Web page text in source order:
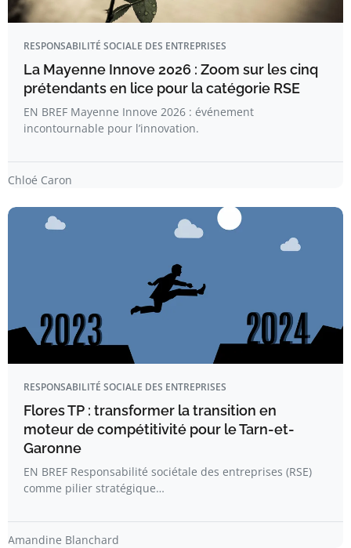
RESPONSABILITÉ SOCIALE DES ENTREPRISES
La Mayenne Innove 2026 : Zoom sur les cinq
prétendants en lice pour la catégorie RSE
EN BREF Mayenne Innove 2026 : événement
incontournable pour l’innovation.
Chloé Caron
RESPONSABILITÉ SOCIALE DES ENTREPRISES
Flores TP : transformer la transition en
moteur de compétitivité pour le Tarn-et-
Garonne
EN BREF Responsabilité sociétale des entreprises (RSE)
comme pilier stratégique…
Amandine Blanchard